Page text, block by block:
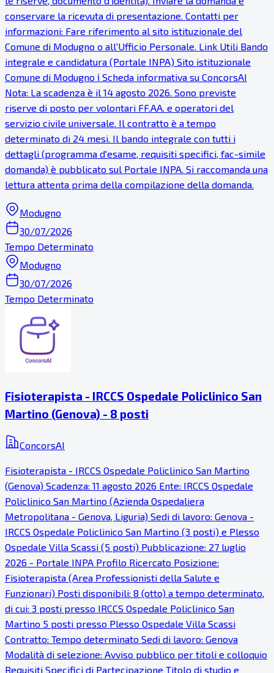
conservare la ricevuta di presentazione. Contatti per
informazioni: Fare riferimento al sito istituzionale del
Comune di Modugno o all'Ufficio Personale. Link Utili Bando
integrale e candidatura (Portale INPA) Sito istituzionale
Comune di Modugno ℹ Scheda informativa su ConcorsAI
Nota: La scadenza è il 14 agosto 2026. Sono previste
riserve di posto per volontari FF.AA. e operatori del
servizio civile universale. Il contratto è a tempo
determinato di 24 mesi. Il bando integrale con tutti i
dettagli (programma d'esame, requisiti specifici, fac-simile
domanda) è pubblicato sul Portale INPA. Si raccomanda una
lettura attenta prima della compilazione della domanda.
Modugno
30/07/2026
Tempo Determinato
Modugno
30/07/2026
Tempo Determinato
Fisioterapista - IRCCS Ospedale Policlinico San
Martino (Genova) - 8 posti
ConcorsAI
Fisioterapista - IRCCS Ospedale Policlinico San Martino
(Genova) Scadenza: 11 agosto 2026 Ente: IRCCS Ospedale
Policlinico San Martino (Azienda Ospedaliera
Metropolitana - Genova, Liguria) Sedi di lavoro: Genova -
IRCCS Ospedale Policlinico San Martino (3 posti) e Plesso
Ospedale Villa Scassi (5 posti) Pubblicazione: 27 luglio
2026 - Portale INPA Profilo Ricercato Posizione:
Fisioterapista (Area Professionisti della Salute e
Funzionari) Posti disponibili: 8 (otto) a tempo determinato,
di cui: 3 posti presso IRCCS Ospedale Policlinico San
Martino 5 posti presso Plesso Ospedale Villa Scassi
Contratto: Tempo determinato Sedi di lavoro: Genova
Modalità di selezione: Avviso pubblico per titoli e colloquio
Requisiti Specifici di Partecipazione Titolo di studio e